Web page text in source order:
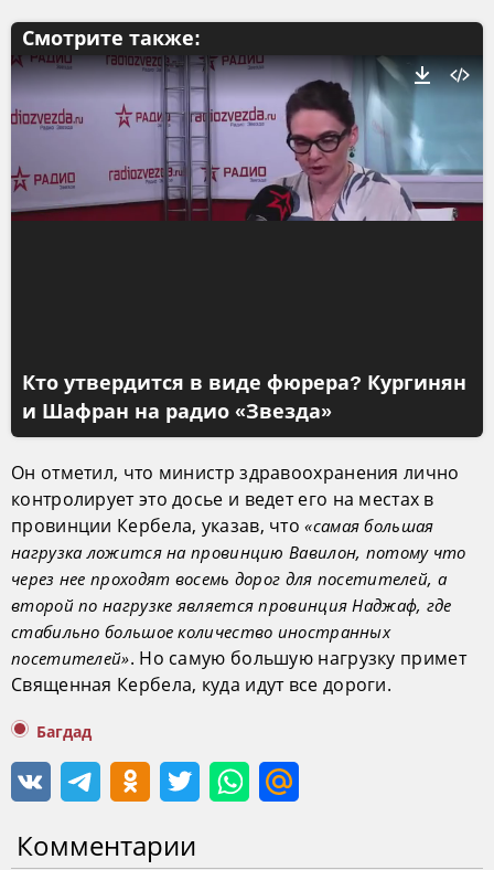
Смотрите также:
Кто утвердится в виде фюрера? Кургинян
и Шафран на радио «Звезда»
Он отметил, что министр здравоохранения лично
контролирует это досье и ведет его на местах в
провинции Кербела, указав, что«самая большая
нагрузка ложится на провинцию Вавилон, потому что
через нее проходят восемь дорог для посетителей, а
второй по нагрузке является провинция Наджаф, где
стабильно большое количество иностранных
посетителей». Но самую большую нагрузку примет
Священная Кербела, куда идут все дороги.
Багдад
Комментарии